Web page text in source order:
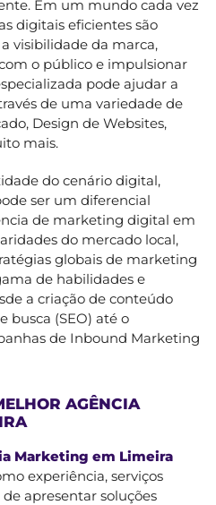
Em um mundo cada vez
digitais eficientes são
visibilidade da marca,
o público e impulsionar
pode ajudar a
de uma variedade de
Design de Websites,
mais.
do cenário digital,
ser um diferencial
de marketing digital em
do mercado local,
globais de marketing
de habilidades e
a criação de conteúdo
busca (SEO) até o
de Inbound Marketing
AGÊNCIA
Marketing em Limeira
experiência, serviços
apresentar soluções